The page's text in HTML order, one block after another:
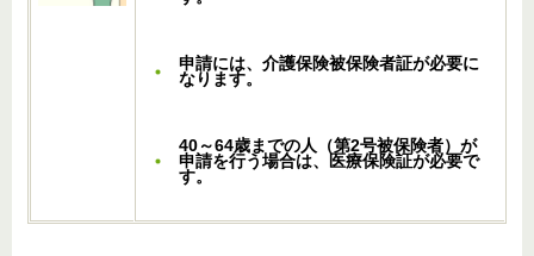
申請には、介護保険被保険者証が必要に
なります。
40～64歳までの人（第2号被保険者）が
申請を行う場合は、医療保険証が必要で
す。